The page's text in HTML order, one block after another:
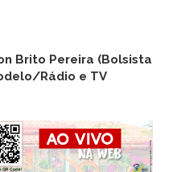
Brito Pereira (Bolsista
Rádio e TV